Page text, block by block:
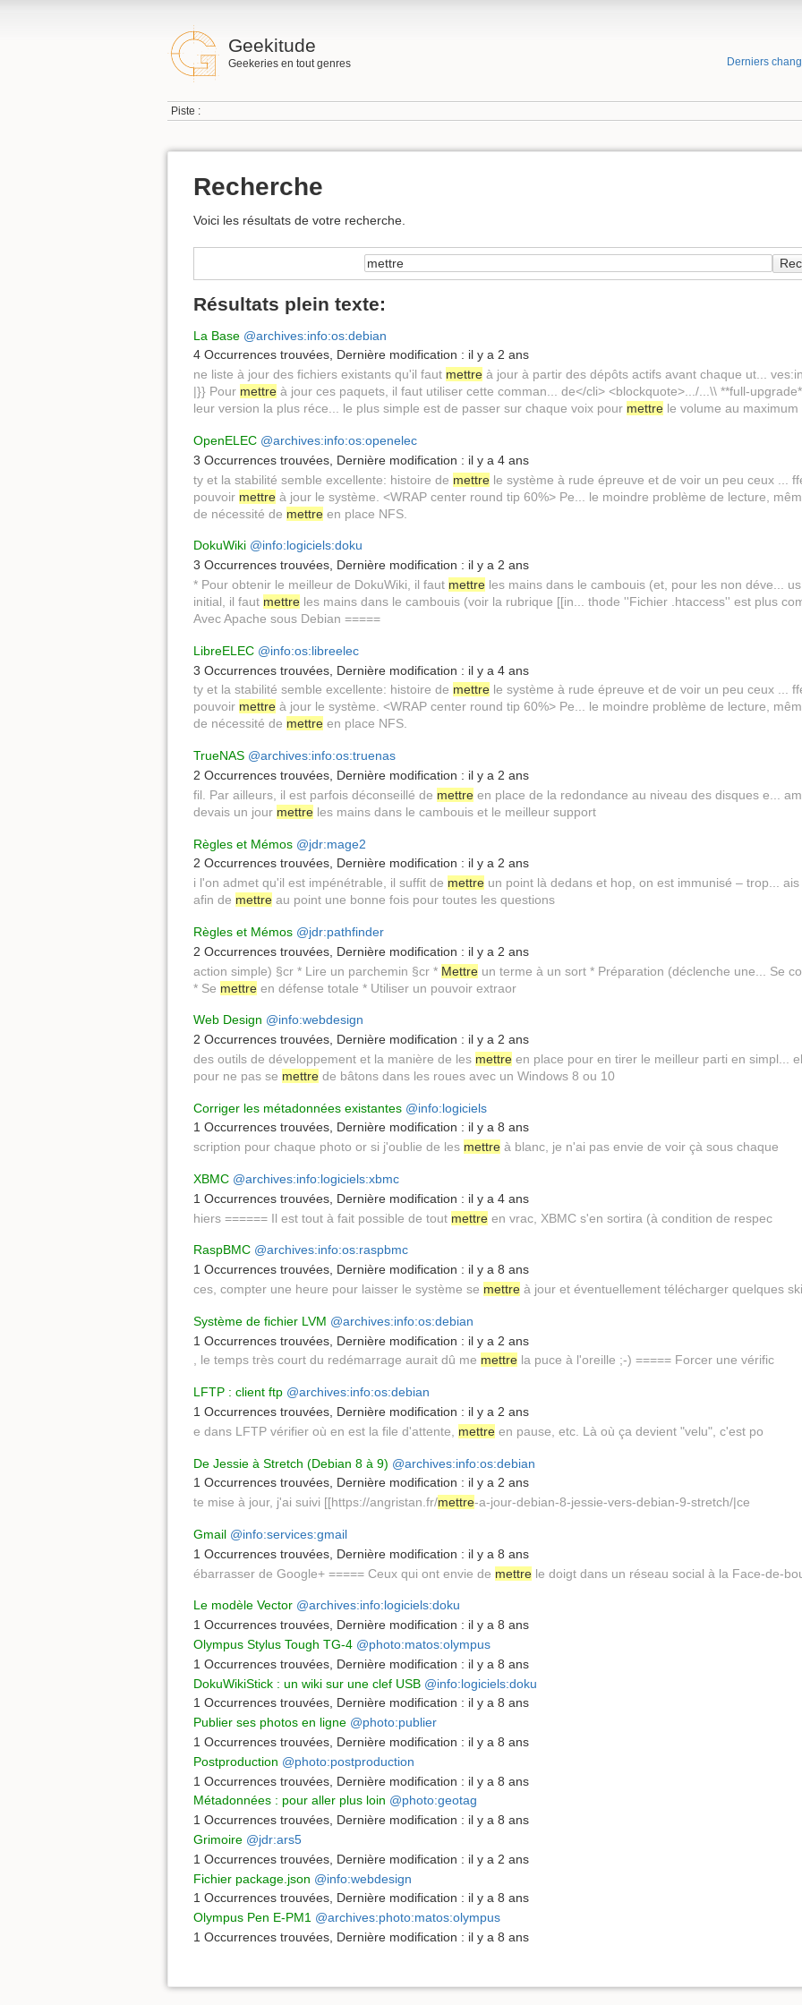
Geekitude
Geekeries en tout genres Derniers
Piste :
Recherche
Voici les résultats de votre recherche.
Résultats plein texte:
La Base @archives:info:os:debian
4 Occurrences trouvées, Dernière modification : il y a 2 ans
ne liste à jour des fichiers existants qu'il faut mettre à jour à partir des dépôts actifs avant chaque ut...
|}} Pour mettre à jour ces paquets, il faut utiliser cette comman... de</cli> <blockquote>.../...\\ **full-
leur version la plus réce... le plus simple est de passer sur chaque voix pour mettre le volume au
OpenELEC @archives:info:os:openelec
3 Occurrences trouvées Dernière modification : il y a 4 ans
ty et la stabilité semble excellente: histoire de mettre le système à rude épreuve et de voir un peu ceux ...
pouvoir mettre à jour le système. <WRAP center round tip 60%> Pe... le moindre problème de lecture,
de nécessité de mettre en place NFS.
DokuWiki @info:logiciels:doku
3 Occurrences trouvées Dernière modification : il y a 2 ans
* Pour obtenir le meilleur de DokuWiki, il faut mettre les mains dans le cambouis (et, pour les non déve...
initial, il faut mettre les mains dans le cambouis (voir la rubrique [[in... thode ''Fichier .htaccess'' est plus
Avec Apache sous Debian =====
LibreELEC @info:os:libreelec
3 Occurrences trouvées Dernière modification : il y a 4 ans
ty et la stabilité semble excellente: histoire de mettre le système à rude épreuve et de voir un peu ceux ...
pouvoir mettre à jour le système. <WRAP center round tip 60%> Pe... le moindre problème de lecture,
de nécessité de mettre en place NFS.
TrueNAS @archives:info:os:truenas
2 Occurrences trouvées Dernière modification : il y a 2 ans
fil. Par ailleurs, il est parfois déconseillé de mettre en place de la redondance au niveau des disques e...
devais un jour mettre les mains dans le cambouis et le meilleur support
Règles et Mémos @jdr:mage2
2 Occurrences trouvées, Dernière modification : il y a 2 ans
i l'on admet qu'il est impénétrable, il suffit de mettre un point là dedans et hop, on est immunisé – trop...
afin de mettre au point une bonne fois pour toutes les questions
Règles et Mémos @jdr:pathfinder
2 Occurrences trouvées Dernière modification : il y a 2 ans
action simple) §cr * Lire un parchemin §cr * Mettre un terme à un sort * Préparation (déclenche une... Se
* Se mettre en défense totale * Utiliser un pouvoir extraor
Web Design @info:webdesign
2 Occurrences trouvées Dernière modification : il y a 2 ans
des outils de développement et la manière de les mettre en place pour en tirer le meilleur parti en simpl...
pour ne pas se mettre de bâtons dans les roues avec un Windows 8 ou 10
Corriger les métadonnées existantes @info:logiciels
1 Occurrences trouvées, Dernière modification : il y a 8 ans
scription pour chaque photo or si j'oublie de les mettre à blanc, je n'ai pas envie de voir çà sous chaque
XBMC @archives:info:logiciels:xbmc
1 Occurrences trouvées Dernière modification : il y a 4 ans
hiers ====== Il est tout à fait possible de tout mettre en vrac, XBMC s'en sortira (à condition de respec
RaspBMC @archives:info:os:raspbmc
1 Occurrences trouvées, Dernière modification : il y a 8 ans
ces, compter une heure pour laisser le système se mettre à jour et éventuellement télécharger quelques ski
Système de fichier LVM @archives:info:os:debian
1 Occurrences trouvées Dernière modification : il y a 2 ans
, le temps très court du redémarrage aurait dû me mettre la puce à l'oreille ;-) ===== Forcer une vérific
LFTP : client ftp @archives:info:os:debian
1 Occurrences trouvées Dernière modification : il y a 2 ans
e dans LFTP vérifier où en est la file d'attente, mettre en pause, etc. Là où ça devient "velu", c'est po
De Jessie à Stretch (Debian 8 à 9) @archives:info:os:debian
1 Occurrences trouvées, Dernière modification : il y a 2 ans
te mise à jour, j'ai suivi [[https://angristan.fr/mettre-a-jour-debian-8-jessie-vers-debian-9-stretch/|ce
Gmail @info:services:gmail
1 Occurrences trouvées Dernière modification : il y a 8 ans
ébarrasser de Google+ ===== Ceux qui ont envie de mettre le doigt dans un réseau social à la Face-de-
Le modèle Vector @archives:info:logiciels:doku
1 Occurrences trouvées, Dernière modification : il y a 8 ans
Olympus Stylus Tough TG-4 @photo:matos:olympus
1 Occurrences trouvées Dernière modification : il y a 8 ans
DokuWikiStick : un wiki sur une clef USB @info:logiciels:doku
1 Occurrences trouvées, Dernière modification : il y a 8 ans
Publier ses photos en ligne @photo:publier
1 Occurrences trouvées Dernière modification : il y a 8 ans
Postproduction @photo:postproduction
1 Occurrences trouvées Dernière modification : il y a 8 ans
Métadonnées : pour aller plus loin @photo:geotag
1 Occurrences trouvées Dernière modification : il y a 8 ans
Grimoire @jdr:ars5
1 Occurrences trouvées Dernière modification : il y a 2 ans
Fichier package.json @info:webdesign
1 Occurrences trouvées, Dernière modification : il y a 8 ans
Olympus Pen E-PM1 @archives:photo:matos:olympus
1 Occurrences trouvées Dernière modification : il y a 8 ans